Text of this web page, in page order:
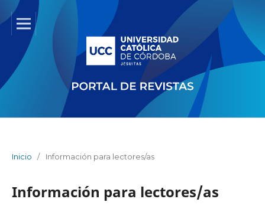
Inicio / Información para lectores/as
Información para lectores/as